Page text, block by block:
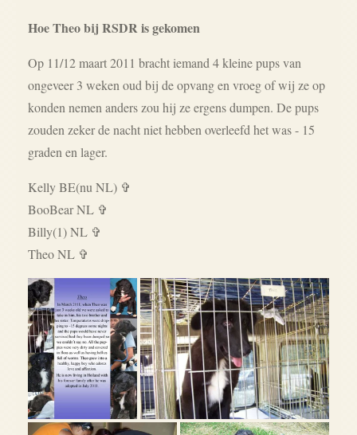
Hoe Theo bij RSDR is gekomen
Op 11/12 maart 2011 bracht iemand 4 kleine pups van
ongeveer 3 weken oud bij de opvang en vroeg of wij ze op
konden nemen anders zou hij ze ergens dumpen. De pups
zouden zeker de nacht niet hebben overleefd het was - 15
graden en lager.
Kelly BE(nu NL) ✞
BooBear NL ✞
Billy(1) NL ✞
Theo NL ✞